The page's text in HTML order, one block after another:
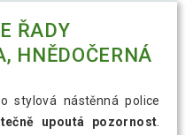
ŘADY
HNĚDOČERNÁ
stylová nástěnná police
upoutá pozornost.